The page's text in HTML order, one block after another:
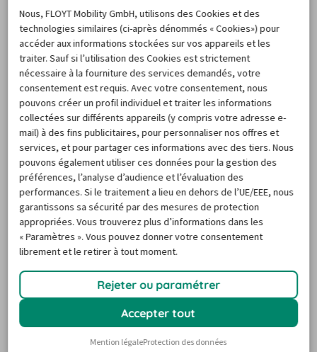
utiles pour préparer votre séjour, dont certaines viennent
directement des autres utilisateurs. Et si un contretemps
de dernière minute vous empêche de prendre possession
de votre véhicule Hertz Agen, ne paniquez pas. Pour
toute annulation 24 heures avant la prise en charge, il ne
vous en coûtera rien.
Questions fréquentes sur la
location de voiture à Agen
Ai-je besoin d’une carte de crédit pour
réserver une voiture de location à
Quelles sont les options les plus
Nous, FLOYT Mobility GmbH, utilisons des Cookies et des
technologies similaires (ci-après dénommés « Cookies») pour
accéder aux informations stockées sur vos appareils et les
traiter. Sauf si l’utilisation des Cookies est strictement
nécessaire à la fourniture des services demandés, votre
consentement est requis. Avec votre consentement, nous
pouvons créer un profil individuel et traiter les informations
collectées sur différents appareils (y compris votre adresse e-
mail) à des fins publicitaires, pour personnaliser nos offres et
services, et pour partager ces informations avec des tiers. Nous
pouvons également utiliser ces données pour la gestion des
préférences, l’analyse d’audience et l’évaluation des
performances. Si le traitement a lieu en dehors de l’UE/EEE, nous
garantissons sa sécurité par des mesures de protection
appropriées. Vous trouverez plus d’informations dans les
« Paramètres ». Vous pouvez donner votre consentement
librement et le retirer à tout moment.
Rejeter ou paramétrer
Accepter tout
Mention légaleProtection des données